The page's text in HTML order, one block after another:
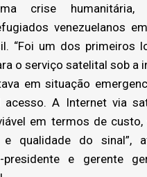
crise humanitária,
venezuelanos
“Foi um dos primeiros
o serviço satelital sob a
em situação
A Internet via
em termos de custo,
qualidade do sinal”,
presidente e gerente